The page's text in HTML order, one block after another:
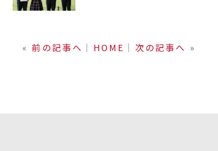
« 前の記事へ │ HOME │ 次の記事へ »